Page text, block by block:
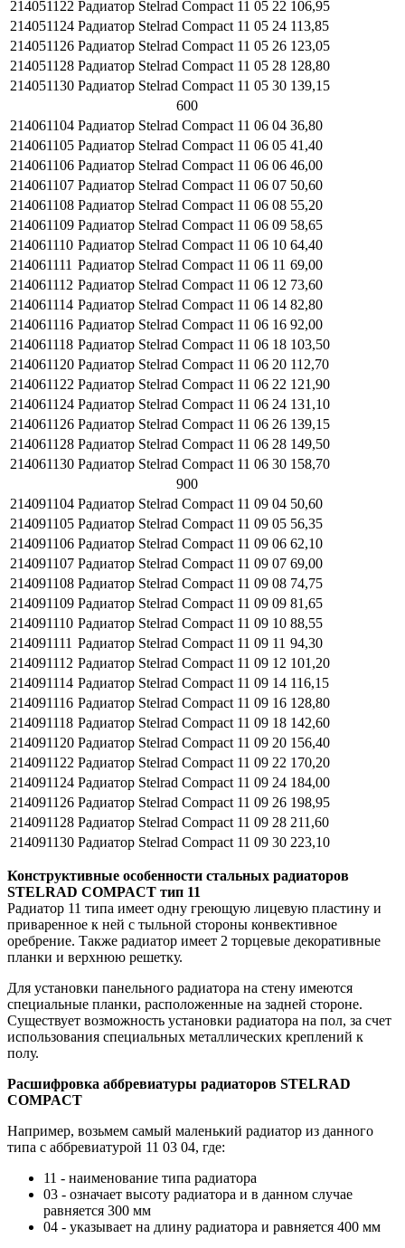
214051122 Радиатор Stelrad Compact 11 05 22 106,95
214051124 Радиатор Stelrad Compact 11 05 24 113,85
214051126 Радиатор Stelrad Compact 11 05 26 123,05
214051128 Радиатор Stelrad Compact 11 05 28 128,80
214051130 Радиатор Stelrad Compact 11 05 30 139,15
600
214061104 Радиатор Stelrad Compact 11 06 04 36,80
214061105 Радиатор Stelrad Compact 11 06 05 41,40
214061106 Радиатор Stelrad Compact 11 06 06 46,00
214061107 Радиатор Stelrad Compact 11 06 07 50,60
214061108 Радиатор Stelrad Compact 11 06 08 55,20
214061109 Радиатор Stelrad Compact 11 06 09 58,65
214061110 Радиатор Stelrad Compact 11 06 10 64,40
214061111 Радиатор Stelrad Compact 11 06 11 69,00
214061112 Радиатор Stelrad Compact 11 06 12 73,60
214061114 Радиатор Stelrad Compact 11 06 14 82,80
214061116 Радиатор Stelrad Compact 11 06 16 92,00
214061118 Радиатор Stelrad Compact 11 06 18 103,50
214061120 Радиатор Stelrad Compact 11 06 20 112,70
214061122 Радиатор Stelrad Compact 11 06 22 121,90
214061124 Радиатор Stelrad Compact 11 06 24 131,10
214061126 Радиатор Stelrad Compact 11 06 26 139,15
214061128 Радиатор Stelrad Compact 11 06 28 149,50
214061130 Радиатор Stelrad Compact 11 06 30 158,70
900
214091104 Радиатор Stelrad Compact 11 09 04 50,60
214091105 Радиатор Stelrad Compact 11 09 05 56,35
214091106 Радиатор Stelrad Compact 11 09 06 62,10
214091107 Радиатор Stelrad Compact 11 09 07 69,00
214091108 Радиатор Stelrad Compact 11 09 08 74,75
214091109 Радиатор Stelrad Compact 11 09 09 81,65
214091110 Радиатор Stelrad Compact 11 09 10 88,55
214091111 Радиатор Stelrad Compact 11 09 11 94,30
214091112 Радиатор Stelrad Compact 11 09 12 101,20
214091114 Радиатор Stelrad Compact 11 09 14 116,15
214091116 Радиатор Stelrad Compact 11 09 16 128,80
214091118 Радиатор Stelrad Compact 11 09 18 142,60
214091120 Радиатор Stelrad Compact 11 09 20 156,40
214091122 Радиатор Stelrad Compact 11 09 22 170,20
214091124 Радиатор Stelrad Compact 11 09 24 184,00
214091126 Радиатор Stelrad Compact 11 09 26 198,95
214091128 Радиатор Stelrad Compact 11 09 28 211,60
214091130 Радиатор Stelrad Compact 11 09 30 223,10
Конструктивные особенности стальных радиаторов
STELRAD COMPACT тип 11
Радиатор 11 типа имеет одну греющую лицевую пластину и
приваренное к ней с тыльной стороны конвективное
оребрение. Также радиатор имеет 2 торцевые декоративные
планки и верхнюю решетку.
Для установки панельного радиатора на стену имеются
специальные планки, расположенные на задней стороне.
Существует возможность установки радиатора на пол, за счет
использования специальных металлических креплений к
полу.
Расшифровка аббревиатуры радиаторов STELRAD
COMPACT
Например, возьмем самый маленький радиатор из данного
типа с аббревиатурой 11 03 04, где:
11 - наименование типа радиатора
03 - означает высоту радиатора и в данном случае
равняется 300 мм
04 - указывает на длину радиатора и равняется 400 мм